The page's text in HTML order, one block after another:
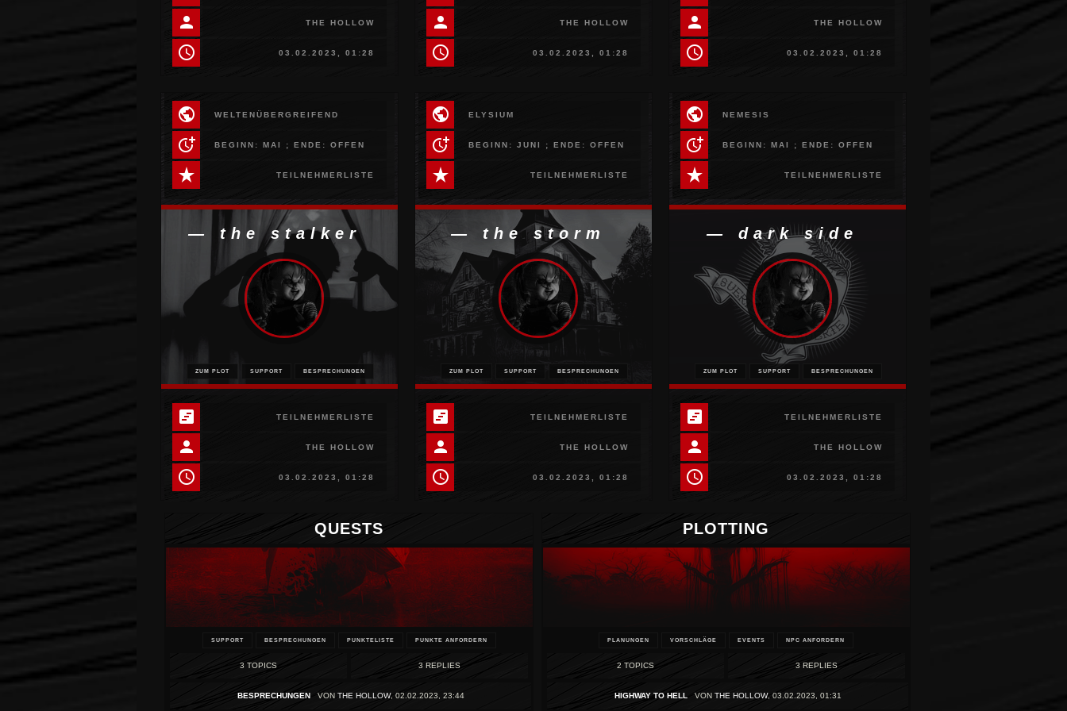
person THE HOLLOW
schedule 03.02.2023, 01:28
person THE HOLLOW
schedule 03.02.2023, 01:28
person THE HOLLOW
schedule 03.02.2023, 01:28
public WELTENÜBERGREIFEND
more_time BEGINN: MAI ; ENDE: OFFEN
star_rate TEILNEHMERLISTE
— the stalker
ZUM PLOT SUPPORT BESPRECHUNGEN
view_timeline TEILNEHMERLISTE
person THE HOLLOW
schedule 03.02.2023, 01:28
public ELYSIUM
more_time BEGINN: JUNI ; ENDE: OFFEN
star_rate TEILNEHMERLISTE
— the storm
ZUM PLOT SUPPORT BESPRECHUNGEN
view_timeline TEILNEHMERLISTE
person THE HOLLOW
schedule 03.02.2023, 01:28
public NEMESIS
more_time BEGINN: MAI ; ENDE: OFFEN
star_rate TEILNEHMERLISTE
— dark side
ZUM PLOT SUPPORT BESPRECHUNGEN
view_timeline TEILNEHMERLISTE
person THE HOLLOW
schedule 03.02.2023, 01:28
QUESTS
SUPPORT BESPRECHUNGEN PUNKTELISTE PUNKTE ANFORDERN
3 TOPICS 3 REPLIES
BESPRECHUNGENVON THE HOLLOW, 02.02.2023, 23:44
PLOTTING
PLANUNGEN VORSCHLÄGE EVENTS NPC ANFORDERN
2 TOPICS 3 REPLIES
HIGHWAY TO HELL VON THE HOLLOW, 03.02.2023, 01:31